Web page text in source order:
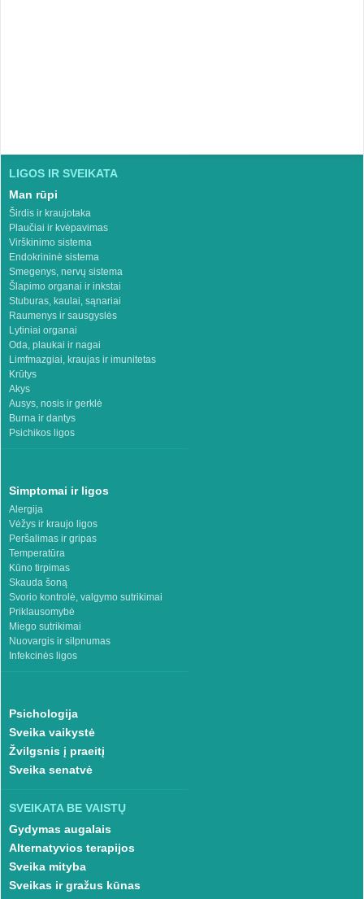
LIGOS IR SVEIKATA
Man rūpi
Širdis ir kraujotaka
Plaučiai ir kvėpavimas
Virškinimo sistema
Endokrininė sistema
Smegenys, nervų sistema
Šlapimo organai ir inkstai
Stuburas, kaulai, sąnariai
Raumenys ir sausgyslės
Lytiniai organai
Oda, plaukai ir nagai
Limfmazgiai, kraujas ir imunitetas
Krūtys
Akys
Ausys, nosis ir gerklė
Burna ir dantys
Psichikos ligos
Simptomai ir ligos
Alergija
Vėžys ir kraujo ligos
Peršalimas ir gripas
Temperatūra
Kūno tirpimas
Skauda šoną
Svorio kontrolė, valgymo sutrikimai
Priklausomybė
Miego sutrikimai
Nuovargis ir silpnumas
Infekcinės ligos
Psichologija
Sveika vaikystė
Žvilgsnis į praeitį
Sveika senatvė
SVEIKATA BE VAISTŲ
Gydymas augalais
Alternatyvios terapijos
Sveika mityba
Sveikas ir gražus kūnas